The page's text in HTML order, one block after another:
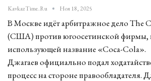
KavkazTime.ru Ноя 18, 2025
В Москве идёт арбитражное дело The
(США) против югоосетинской фирмы,
использующей название «Coca-Cola».
Джагаев официально подал
процесс на стороне правообладателя.